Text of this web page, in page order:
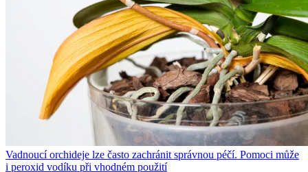
Vadnoucí orchideje lze často zachránit správnou péčí. Pomoci může
i peroxid vodíku při vhodném použití